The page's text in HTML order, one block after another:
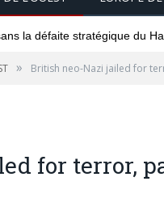
la défaite stratégique du
» British neo-Nazi jailed for
for terror,